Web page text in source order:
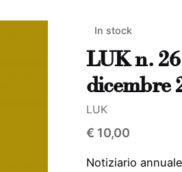
In stock
LUK n.
dicembre
LUK
€ 10,00
Notiziario